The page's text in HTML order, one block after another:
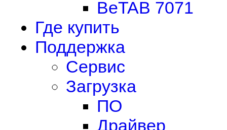
BeTAB 7071
Где купить
Поддержка
Сервис
Загрузка
ПО
Драйвер